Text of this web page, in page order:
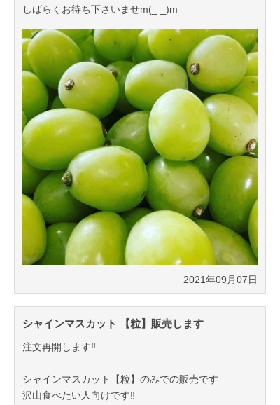
しばらくお待ち下さいませm(_ _)m
2021年09月07日
シャインマスカット 【粒】販売します
注文再開します‼️
シャインマスカット【粒】のみでの販売です
沢山食べたい人向けです‼️